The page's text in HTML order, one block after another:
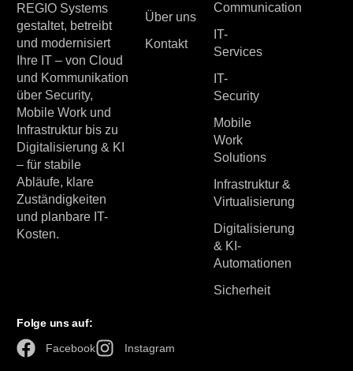
REGIO Systems
gestaltet, betreibt
und modernisiert
Ihre IT – von Cloud
und Kommunikation
über Security,
Mobile Work und
Infrastruktur bis zu
Digitalisierung & KI
– für stabile
Abläufe, klare
Zuständigkeiten
und planbare IT-
Kosten.
Über uns
Kontakt
Communication
IT-
Services
IT-
Security
Mobile
Work
Solutions
Infrastruktur &
Virtualisierung
Digitalisierung
& KI-
Automationen
Sicherheit
Folge uns auf:
Facebook
Instagram